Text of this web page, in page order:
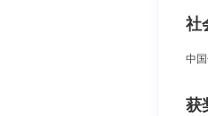
社
中
获